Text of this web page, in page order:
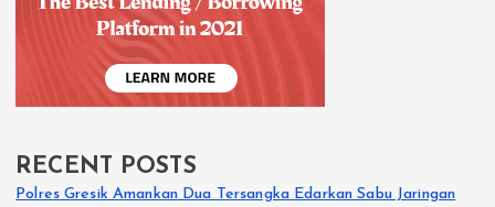
RECENT POSTS
Polres Gresik Amankan Dua Tersangka Edarkan Sabu Jaringan